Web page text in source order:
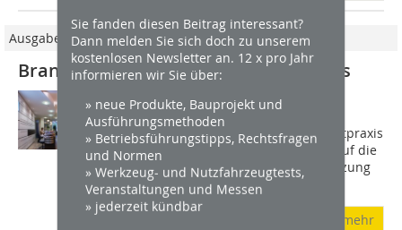
Sie fanden diesen Beitrag interessant?
Dann melden Sie sich doch zu unserem
kostenlosen Newsletter an. 12 x pro Jahr
informieren wir Sie über:
» neue Produkte, Bauprojekt und
Ausführungsmethoden
» Betriebsführungstipps, Rechtsfragen
und Normen
» Werkzeug- und Nutzfahrzeugtests,
Veranstaltungen und Messen
» jederzeit kündbar
Ausgabe 03/2010
Brandschutzdecken in Zahnarztpraxis
Anfang der 1990er Jahre wurde der
gesamte Altbau in Potsdam saniert, in
dessen Erdgeschoss sich die Zahnarztpraxis
befindet, die im November 2006 bis auf die
Grundmauern niederbrannte. Zielsetzung
der...
mehr